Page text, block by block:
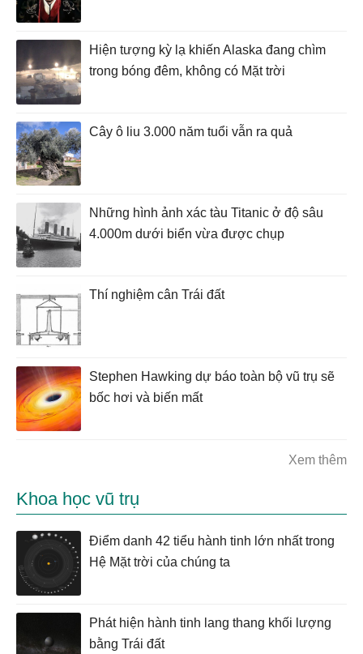
Hiện tượng kỳ lạ khiến Alaska đang chìm
trong bóng đêm, không có Mặt trời
Cây ô liu 3.000 năm tuổi vẫn ra quả
Những hình ảnh xác tàu Titanic ở độ sâu
4.000m dưới biển vừa được chụp
Thí nghiệm cân Trái đất
Stephen Hawking dự báo toàn bộ vũ trụ sẽ
bốc hơi và biến mất
Xem thêm
Khoa học vũ trụ
Điểm danh 42 tiểu hành tinh lớn nhất trong
Hệ Mặt trời của chúng ta
Phát hiện hành tinh lang thang khối lượng
bằng Trái đất